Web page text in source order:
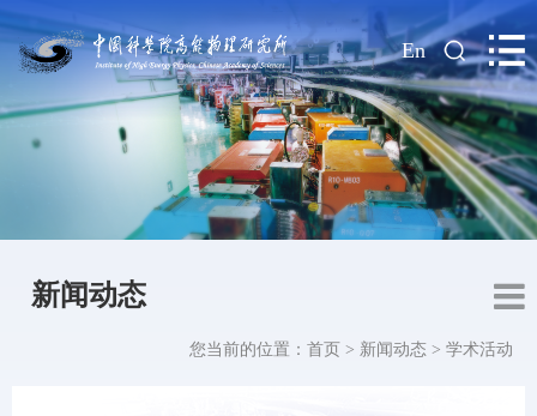
| En
新闻动态
您当前的位置： 首页 > 新闻动态 > 学术活动